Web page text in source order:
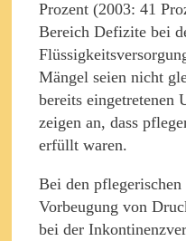
Prozent (2003: 41
Bereich Defizite bei
Mängel seien nicht
bereits eingetretenen
zeigen an, dass
erfüllt waren.
Bei den
Vorbeugung von
bei der